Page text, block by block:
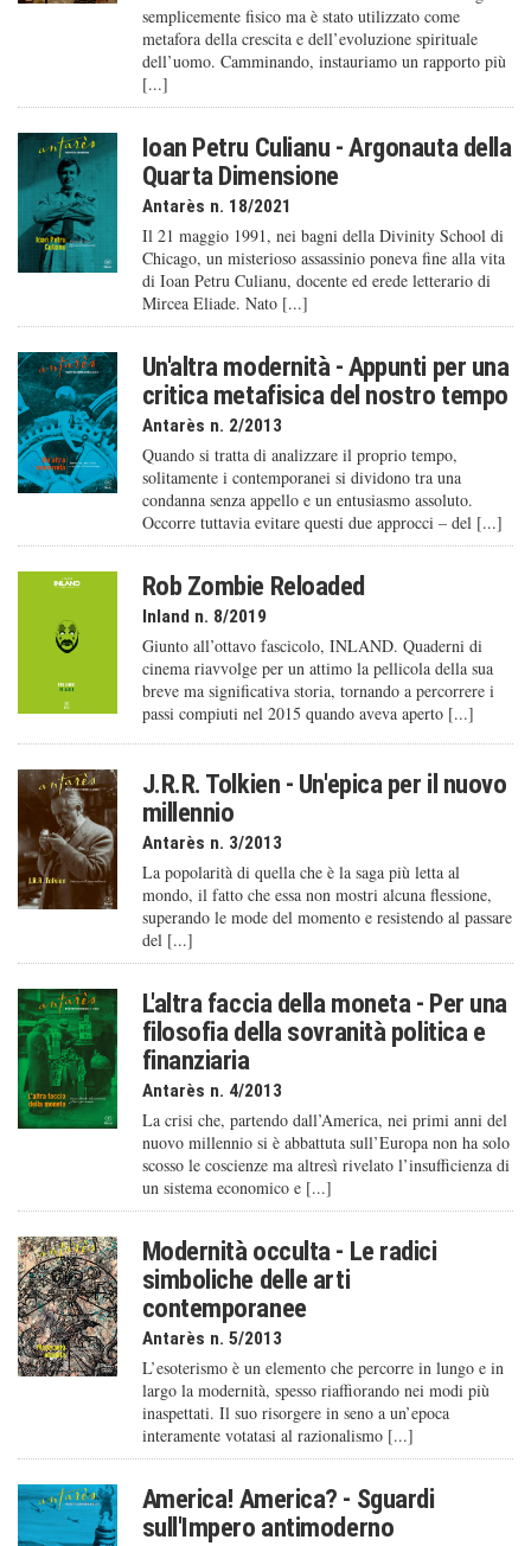
semplicemente fisico ma è stato utilizzato come
metafora della crescita e dell’evoluzione spirituale
dell’uomo. Camminando, instauriamo un rapporto più
[...]
Ioan Petru Culianu - Argonauta della
Quarta Dimensione
Antarès n. 18/2021
Il 21 maggio 1991, nei bagni della Divinity School di
Chicago, un misterioso assassinio poneva fine alla vita
di Ioan Petru Culianu, docente ed erede letterario di
Mircea Eliade. Nato [...]
Un'altra modernità - Appunti per una
critica metafisica del nostro tempo
Antarès n. 2/2013
Quando si tratta di analizzare il proprio tempo,
solitamente i contemporanei si dividono tra una
condanna senza appello e un entusiasmo assoluto.
Occorre tuttavia evitare questi due approcci – del [...]
Rob Zombie Reloaded
Inland n. 8/2019
Giunto all’ottavo fascicolo, INLAND. Quaderni di
cinema riavvolge per un attimo la pellicola della sua
breve ma significativa storia, tornando a percorrere i
passi compiuti nel 2015 quando aveva aperto [...]
J.R.R. Tolkien - Un'epica per il nuovo
millennio
Antarès n. 3/2013
La popolarità di quella che è la saga più letta al
mondo, il fatto che essa non mostri alcuna flessione,
superando le mode del momento e resistendo al passare
del [...]
L'altra faccia della moneta - Per una
filosofia della sovranità politica e
finanziaria
Antarès n. 4/2013
La crisi che, partendo dall’America, nei primi anni del
nuovo millennio si è abbattuta sull’Europa non ha solo
scosso le coscienze ma altresì rivelato l’insufficienza di
un sistema economico e [...]
Modernità occulta - Le radici
simboliche delle arti
contemporanee
Antarès n. 5/2013
L’esoterismo è un elemento che percorre in lungo e in
largo la modernità, spesso riaffiorando nei modi più
inaspettati. Il suo risorgere in seno a un’epoca
interamente votatasi al razionalismo [...]
America! America? - Sguardi
sull'Impero antimoderno